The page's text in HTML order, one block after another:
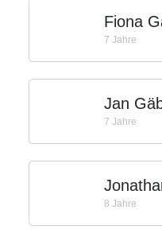
Fiona
7 Jahre
Jan
7 Jahre
8 Jahre